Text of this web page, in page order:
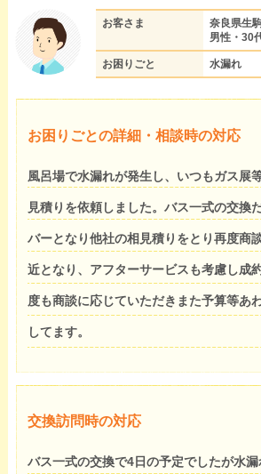
お客さま
奈良県生
男性・30
お困りごと 水漏れ
お困りごとの詳細・相談時の対応
風呂場で水漏れが発生し、いつもガス展
見積りを依頼しました。バス一式の交換
バーとなり他社の相見積りをとり再度商
近となり、アフターサービスも考慮し成
度も商談に応じていただきまた予算等あ
してます。
交換訪問時の対応
バス一式の交換で4日の予定でしたが水